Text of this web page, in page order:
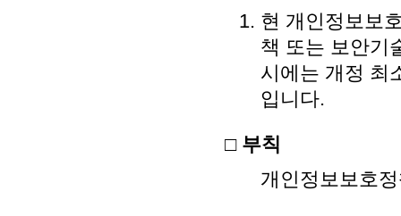
현 개인정보보
책 또는 보안기
시에는 개정 최
입니다.
□ 부칙
개인정보보호